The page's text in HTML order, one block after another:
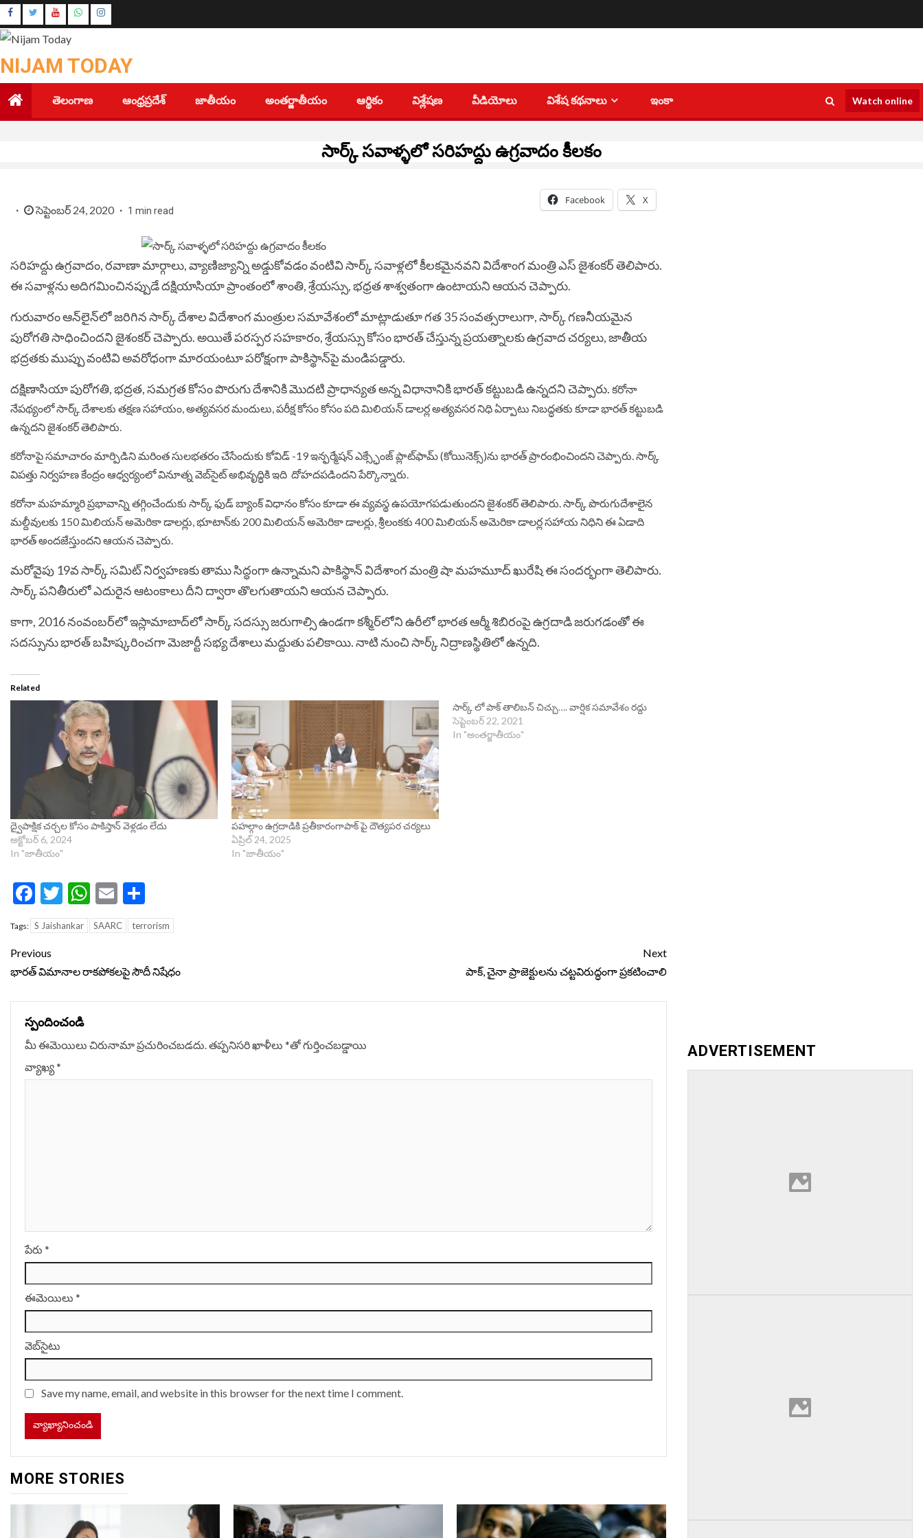
Skip
to
content
Youtube
Instagram
NIJAM TODAY
తెలంగాణ ఆంధ్రప్రదేశ్ జాతీయం అంతర్జాతీయం ఆర్థికం విశ్లేషణ వీడియోలు విశేష కథనాలు ఇంకా Watch online
సార్క్ సవాళ్ళలో సరిహద్దు ఉగ్రవాదం కీలకం
సెప్టెంబర్ 24, 2020 1 min read
Facebook X
సరిహద్దు ఉగ్రవాదం, రవాణా మార్గాలు, వ్యాణిజ్యాన్ని అడ్డుకోవడం వంటివి సార్క్‌ సవాళ్లలో కీలకమైనవని విదేశాంగ మంత్రి ఎస్‌ జైశంకర్‌ తెలిపారు.
ఈ సవాళ్లను అదిగమించినప్పుడే దక్షియాసియా ప్రాంతంలో శాంతి, శ్రేయస్సు, భధ్రత శాశ్వతంగా ఉంటాయని ఆయన చెప్పారు.
గురువారం ఆన్‌లైన్‌లో జరిగిన సార్క్‌ దేశాల విదేశాంగ మంత్రుల సమావేశంలో మాట్లాడుతూ గత 35 సంవత్సరాలుగా, సార్క్ గణనీయమైన
పురోగతి సాధించిందని జైశంకర్‌ చెప్పారు. అయితే పరస్పర సహకారం, శ్రేయస్సు కోసం భారత్‌ చేస్తున్న ప్రయత్నాలకు ఉగ్రవాద చర్యలు, జాతీయ
భద్రతకు ముప్పు వంటివి అవరోధంగా మారయంటూ పరోక్షంగా పాకిస్థాన్‌పై మండిపడ్డారు.
దక్షిణాసియా పురోగతి, భద్రత, సమగ్రత కోసం పొరుగు దేశానికి మొదటి ప్రాధాన్యత అన్న విధానానికి భారత్‌ కట్టుబడి ఉన్నదని చెప్పారు. కరోనా
నేపథ్యంలో సార్క్‌ దేశాలకు తక్షణ సహాయం, అత్యవసర మందులు, పరీక్ష కోసం కోసం పది మిలియన్‌ డాలర్ల అత్యవసర నిధి ఏర్పాటు నిబద్ధతకు కూడా భారత్‌ కట్టుబడి
ఉన్నదని జైశంకర్‌ తెలిపారు.
కరోనాపై సమాచారం మార్పిడిని మరింత సులభతరం చేసేందుకు కోవిడ్ -19 ఇన్ఫర్మేషన్ ఎక్స్ఛేంజ్ ప్లాట్‌ఫామ్ (కోయినెక్స్)ను భారత్‌ ప్రారంభించిందని చెప్పారు. సార్క్
విపత్తు నిర్వహణ కేంద్రం ఆధ్వర్యంలో వినూత్న వెబ్‌సైట్ అభివృద్ధికి ఇది దోహదపడిందని పేర్కొన్నారు.
కరోనా మహమ్మారి ప్రభావాన్ని తగ్గించేందుకు సార్క్ ఫుడ్‌ బ్యాంక్‌ విధానం కోసం కూడా ఈ వ్యవస్థ ఉపయోగపడుతుందని జైశంకర్‌ తెలిపారు. సార్క్‌ పొరుగుదేశాలైన
మల్దీవులకు 150 మిలియన్‌ అమెరికా డాలర్లు, భూటాన్‌కు 200 మిలియన్‌ అమెరికా డాలర్లు, శ్రీలంకకు 400 మిలియన్‌ అమెరికా డాలర్ల సహాయ నిధిని ఈ ఏడాది
భారత్‌ అందజేస్తుందని ఆయన చెప్పారు.
మరోవైపు 19వ సార్క్‌ సమిట్‌ నిర్వహణకు తాము సిద్ధంగా ఉన్నామని పాకిస్థాన్‌ విదేశాంగ మంత్రి షా మహమూద్ ఖురేషి ఈ సందర్భంగా తెలిపారు.
సార్క్‌ పనితీరులో ఎదురైన ఆటంకాలు దీని ద్వారా తొలగుతాయని ఆయన చెప్పారు.
కాగా, 2016 నంవంబర్‌లో ఇస్లామాబాద్‌లో సార్క్‌ సదస్సు జరుగాల్సి ఉండగా కశ్మీర్‌లోని ఉరీలో భారత ఆర్మీ శిబిరంపై ఉగ్రదాడి జరుగడంతో ఈ
సదస్సును భారత్‌ బహిష్కరించగా మెజార్టీ సభ్య దేశాలు మద్దుతు పలికాయి. నాటి నుంచి సార్క్‌ నిద్రాణస్థితిలో ఉన్నది.
Related
ద్వైపాక్షిక చర్చల కోసం పాకిస్తాన్ వెళ్లడం లేదు
అక్టోబర్ 6, 2024
In "జాతీయం"
పహల్గాం ఉగ్రదాడికి ప్రతీకారంగాపాక్ పై దౌత్యపర చర్యలు
ఏప్రిల్ 24, 2025
In "జాతీయం"
సార్క్ లో పాక్ తాలిబన్ చిచ్చు…. వార్షిక సమావేశం రద్దు
సెప్టెంబర్ 22, 2021
In "అంతర్జాతీయం"
Facebook
Twitter
WhatsApp
Email
Tags: S Jaishankar SAARC terrorism
Continue
Reading
Previous
భారత్‌ విమానాల రాకపోకలపై సౌదీ నిషేధం
Next
పాక్‌, చైనా ప్రాజెక్టులను చట్టవిరుద్ధంగా ప్రకటించాలి
స్పందించండి
మీ ఈమెయిలు చిరునామా ప్రచురించబడదు.తప్పనిసరి ఖాళీలు *‌తో గుర్తించబడ్డాయి
వ్యాఖ్య*
పేరు *
ఈమెయిలు *
వెబ్‌సైటు
Save my name, email, and website in this browser for the next time I comment.
MORE STORIES
ADVERTISEMENT